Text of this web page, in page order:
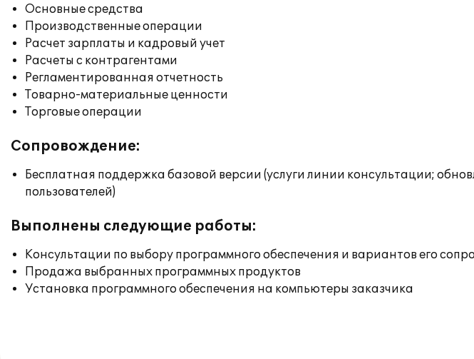
Основные средства
Производственные операции
Расчет зарплаты и кадровый учет
Расчеты с контрагентами
Регламентированная отчетность
Товарно-материальные ценности
Торговые операции
Сопровождение:
Бесплатная поддержка базовой версии (услуги линии консультации;
пользователей)
Выполнены следующие работы:
Консультации по выбору программного обеспечения и вариантов его
Продажа выбранных программных продуктов
Установка программного обеспечения на компьютеры заказчика